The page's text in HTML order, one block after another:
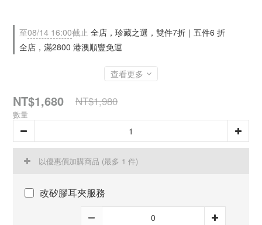
至08/14 16:00截止 全店，珍藏之選，雙件7折｜五件6 折
全店，滿2800 港澳順豐免運
查看更多
NT$1,680 NT$1,980
數量
以優惠價加購商品 (最多 1 件)
改矽膠耳夾服務